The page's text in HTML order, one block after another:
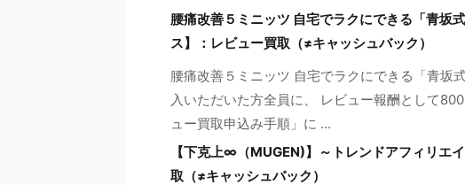
腰痛改善５ミニッツ 自宅でラクにできる「青坂
ス】：レビュー買取（≠キャッシュバック）
腰痛改善５ミニッツ 自宅でラクにできる「青坂
入いただいた方全員に、 レビュー報酬として
ュー買取申込み手順」に ...
【下克上∞（MUGEN)】～トレンドアフィリエ
取（≠キャッシュバック）